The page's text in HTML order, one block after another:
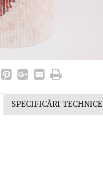
SPECIFICĂRI TECHNICE